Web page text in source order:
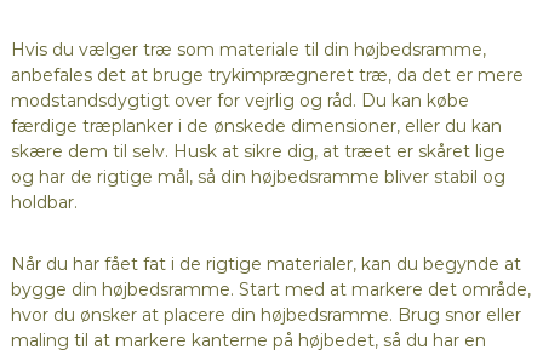
Hvis du vælger træ som materiale til din højbedsramme,
anbefales det at bruge trykimprægneret træ, da det er mere
modstandsdygtigt over for vejrlig og råd. Du kan købe
færdige træplanker i de ønskede dimensioner, eller du kan
skære dem til selv. Husk at sikre dig, at træet er skåret lige
og har de rigtige mål, så din højbedsramme bliver stabil og
holdbar.
Når du har fået fat i de rigtige materialer, kan du begynde at
bygge din højbedsramme. Start med at markere det område,
hvor du ønsker at placere din højbedsramme. Brug snor eller
maling til at markere kanterne på højbedet, så du har en